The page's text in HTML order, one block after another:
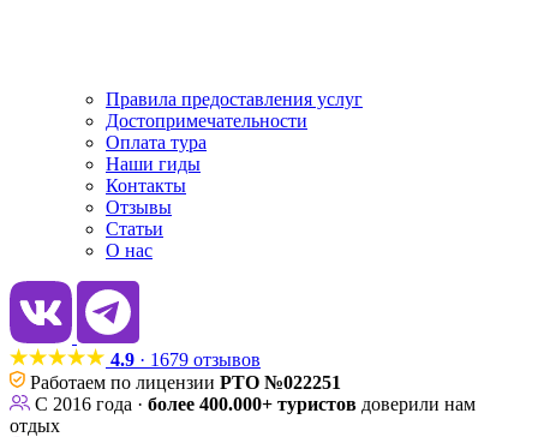
Правила предоставления услуг
Достопримечательности
Оплата тура
Наши гиды
Контакты
Отзывы
Статьи
О нас
4.9 · 1679 отзывов
Работаем по лицензии РТО №022251
С 2016 года · более 400.000+ туристов доверили нам
отдых